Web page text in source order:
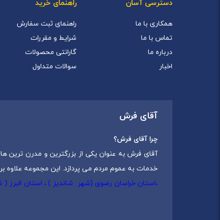
دسترسی آسان
همکاری با ما
تماس با ما
درباره ما
اخبار
راهنمای خرید
راهنمای ثبت سفارش
شرایط و مقررات
گارانتی محصولات
سوالات متداول
آقای فرش
چرا آقای فرش؟
آقای فرش به عنوان یکی از بزرگترین و مدرن ترین
خدمات به عموم مردم می پردازد. این مجموعه علاوه بر
،استان خراسان رضوی (شهر شاندیز ) ، استان